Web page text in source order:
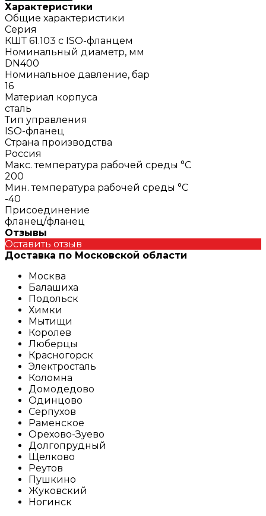
Характеристики
Общие характеристики
Серия
КШТ 61.103 с ISO-фланцем
Номинальный диаметр, мм
DN400
Номинальное давление, бар
16
Материал корпуса
сталь
Тип управления
ISO-фланец
Страна производства
Россия
Макс. температура рабочей среды °С
200
Мин. температура рабочей среды °С
-40
Присоединение
фланец/фланец
Отзывы
Оставить отзыв
Доставка по Московской области
Москва
Балашиха
Подольск
Химки
Мытищи
Королев
Люберцы
Красногорск
Электросталь
Коломна
Домодедово
Одинцово
Серпухов
Раменское
Орехово-Зуево
Долгопрудный
Щелково
Реутов
Пушкино
Жуковский
Ногинск